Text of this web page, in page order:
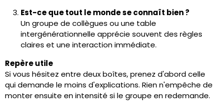
Est-ce que tout le monde se connaît bien ?
Un groupe de collègues ou une table
intergénérationnelle apprécie souvent des règles
claires et une interaction immédiate.
Repère utile
Si vous hésitez entre deux boîtes, prenez d'abord celle
qui demande le moins d'explications. Rien n'empêche de
monter ensuite en intensité si le groupe en redemande.